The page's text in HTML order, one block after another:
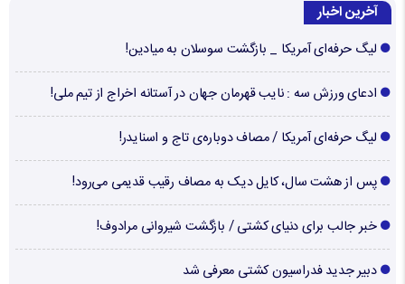
آخرین اخبار
لیگ حرفه‌ای آمریکا _ بازگشت سوسلان به میادین!
ادعای ورزش سه : نایب قهرمان جهان در آستانه اخراج از تیم ملی!
لیگ حرفه‌ای آمریکا / مصاف دوباره‌ی تاج و اسنایدر!
پس از هشت سال، کایل دیک به مصاف رقیب قدیمی می‌رود!
خبر جالب برای دنیای کشتی / بازگشت شیروانی مرادوف!
دبیر جدید فدراسیون کشتی معرفی شد